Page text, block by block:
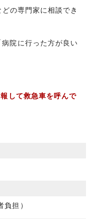
の専門家に相談でき
病院に行った方が良い
して救急車を呼んで
担）